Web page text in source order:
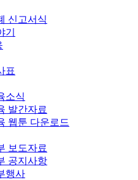
신고서식
기
표
소식
발간자료
웹툰 다운로드
보도자료
공지사항
행사